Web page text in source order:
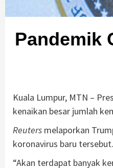
Pandemik
Kuala Lumpur, MTN –
kenaikan besar jumlah
Reuters melaporkan
koronavirus baru tersebut.
“Akan terdapat banyak